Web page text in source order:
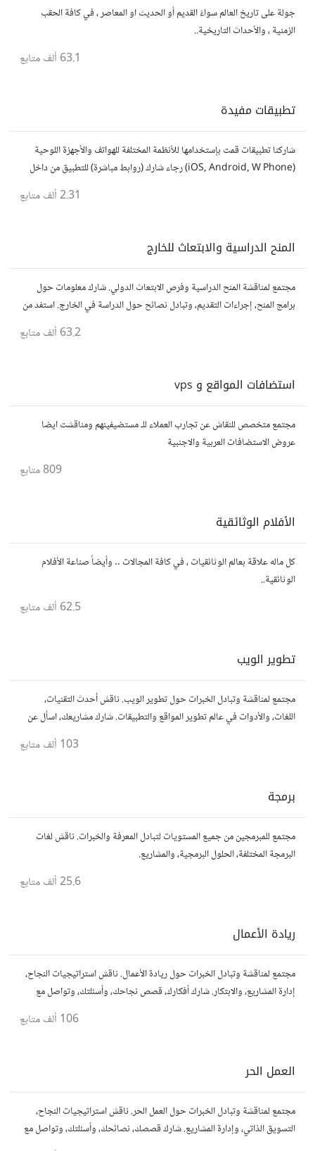
جولة على تاريخ العالم سواءً القديم أو الحديث او المعاصر ، في كافة الحقب
الزمنية ، والأحداث التاريخية..
63.1 ألف متابع
تطبيقات مفيدة
شاركنا تطبيقات قمت بإستخدامها للأنظمة المختلفة للهواتف والأجهزة اللوحية
(iOS, Android, W Phone) رجاء شارك (روابط مباشرة) للتطبيق من داخل
المتجر..إلا في حالة وجود عدة تطبيقات أو شرح مطول شاركها كموضوع
2.31 ألف متابع
المنح الدراسية والابتعاث للخارج
مجتمع لمناقشة المنح الدراسية وفرص الابتعاث الدولي. شارك معلومات حول
برامج المنح، إجراءات التقديم، وتبادل نصائح حول الدراسة في الخارج. استفد من
63.2 ألف متابع
استضافات المواقع و vps
مجتمع متخصص للنقاش عن تجارب العملاء للـ مستضيفينهم ومناقشت ايضا
عروض الاستضافات العربية والاجنبية
809متابع
الأفلام الوثائقية
كل ماله علاقة بعالم الوثائقيات ، في كافة المجالات .. وأيضاً صناعة الأفلام
الوثائقية..
62.5 ألف متابع
تطوير الويب
مجتمع لمناقشة وتبادل الخبرات حول تطوير الويب. ناقش أحدث التقنيات،
اللغات، والأدوات في عالم تطوير المواقع والتطبيقات. شارك مشاريعك، اسأل عن
103 ألف متابع
برمجة
مجتمع للمبرمجين من جميع المستويات لتبادل المعرفة والخبرات. ناقش لغات
البرمجة المختلفة، الحلول البرمجية، والمشاريع.
25.6 ألف متابع
ريادة الأعمال
مجتمع لمناقشة وتبادل الخبرات حول ريادة الأعمال. ناقش استراتيجيات النجاح،
إدارة المشاريع، والابتكار. شارك أفكارك، قصص نجاحك، وأسئلتك، وتواصل مع
106 ألف متابع
العمل الحر
مجتمع لمناقشة وتبادل الخبرات حول العمل الحر. ناقش استراتيجيات النجاح،
التسويق الذاتي، وإدارة المشاريع. شارك قصصك، نصائحك، وأسئلتك، وتواصل مع